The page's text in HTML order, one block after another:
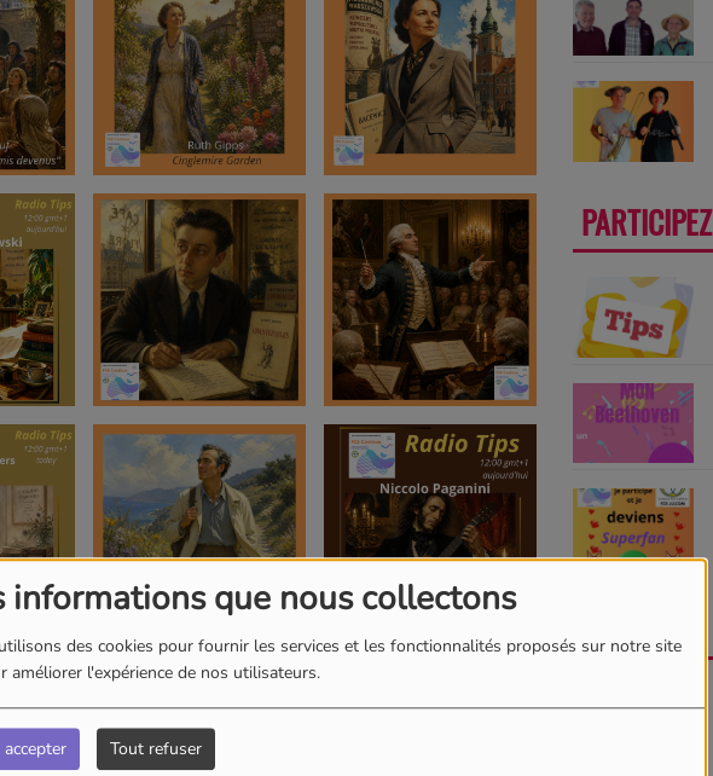
informations que nous collectons
des cookies pour fournir les services et les fonctionnalités proposés sur notre site
améliorer l'expérience de nos utilisateurs.
Tout refuser
PARTICIPEZ
AGENDA